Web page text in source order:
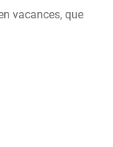
vacances, que